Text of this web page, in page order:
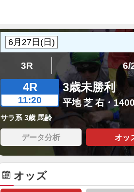
3R 6/
4R
11:20
3歳未勝利
平地 芝 右・
サラ系 3歳 馬齢
データ分析 オッ
オッズ